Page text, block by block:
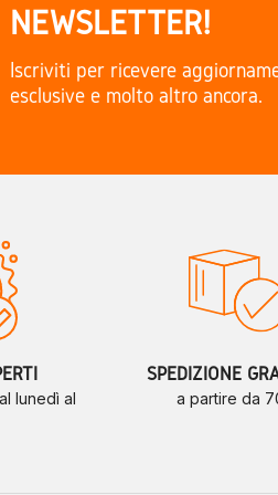
NEWSLETTER!
Iscriviti per ricevere
esclusive e molto altro ancora.
lunedì al
SPEDIZIONE
a partire da